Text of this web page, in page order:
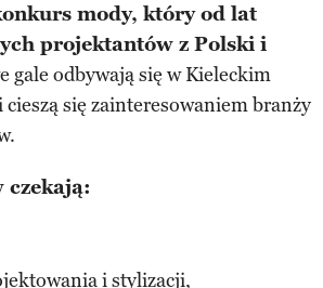
mody, który od lat
projektantów z Polski i
gale odbywają się w Kieleckim
się zainteresowaniem branży
czekają:
i stylizacji,